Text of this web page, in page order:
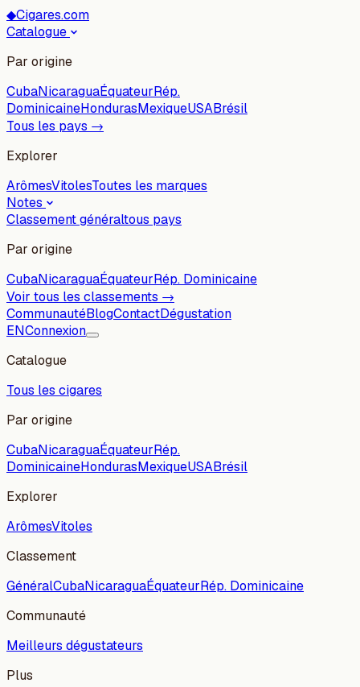
◆Cigares.com
Catalogue
Par origine
CubaNicaraguaÉquateurRép.
DominicaineHondurasMexiqueUSABrésil
Tous les pays →
Explorer
ArômesVitolesToutes les marques
Notes
Classement généraltous pays
Par origine
CubaNicaraguaÉquateurRép. Dominicaine
Voir tous les classements →
CommunautéBlogContactDégustation
ENConnexion
Catalogue
Tous les cigares
Par origine
CubaNicaraguaÉquateurRép.
DominicaineHondurasMexiqueUSABrésil
Explorer
ArômesVitoles
Classement
GénéralCubaNicaraguaÉquateurRép. Dominicaine
Communauté
Meilleurs dégustateurs
Plus